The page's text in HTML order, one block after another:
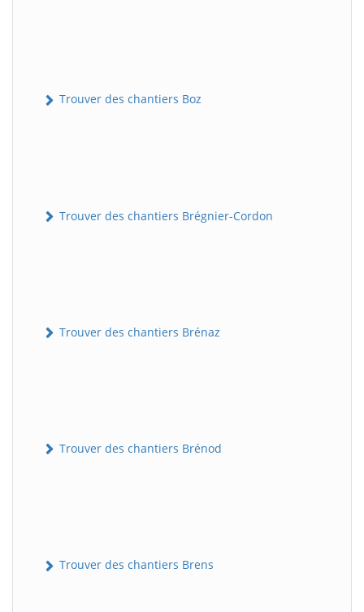
Trouver des chantiers Boz
Trouver des chantiers Brégnier-Cordon
Trouver des chantiers Brénaz
Trouver des chantiers Brénod
Trouver des chantiers Brens